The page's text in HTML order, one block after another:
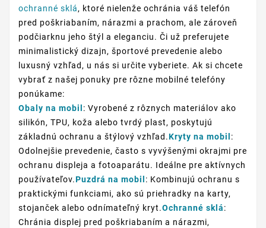
ochranné sklá, ktoré nielenže ochránia váš telefón
pred poškriabaním, nárazmi a prachom, ale zároveň
podčiarknu jeho štýl a eleganciu. Či už preferujete
minimalistický dizajn, športové prevedenie alebo
luxusný vzhľad, u nás si určite vyberiete. Ak si chcete
vybrať z našej ponuky pre rôzne mobilné telefóny
ponúkame:
Obaly na mobil : Vyrobené z rôznych materiálov ako
silikón, TPU, koža alebo tvrdý plast, poskytujú
základnú ochranu a štýlový vzhľad.Kryty na mobil :
Odolnejšie prevedenie, často s vyvýšenými okrajmi pre
ochranu displeja a fotoaparátu. Ideálne pre aktívnych
používateľov.Puzdrá na mobil : Kombinujú ochranu s
praktickými funkciami, ako sú priehradky na karty,
stojanček alebo odnímateľný kryt.Ochranné sklá:
Chránia displej pred poškriabaním a nárazmi,